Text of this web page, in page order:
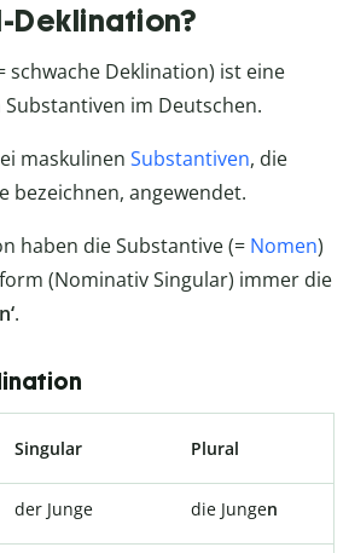
Deklination?
schwache Deklination) ist eine
im Deutschen.
maskulinen Substantiven, die
bezeichnen, angewendet.
haben die Substantive (= Nomen)
(Nominativ Singular) immer die
.
Singular Plural
der Junge die Jungen